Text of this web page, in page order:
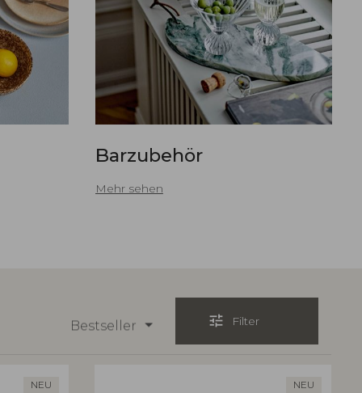
Barzubehör
Mehr sehen
Bestseller tune Filter
NEU NEU